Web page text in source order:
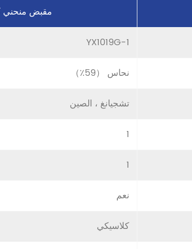
مقبض منحني
YX1019G-1
نحاس （59٪）
تشجيانغ ، الصين
1
1
نعم
كلاسيكي